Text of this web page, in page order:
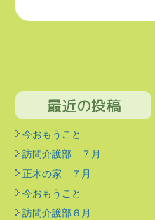
最近の投稿
今おもうこと
訪問介護部 ７月
正木の家 ７月
今おもうこと
訪問介護部６月